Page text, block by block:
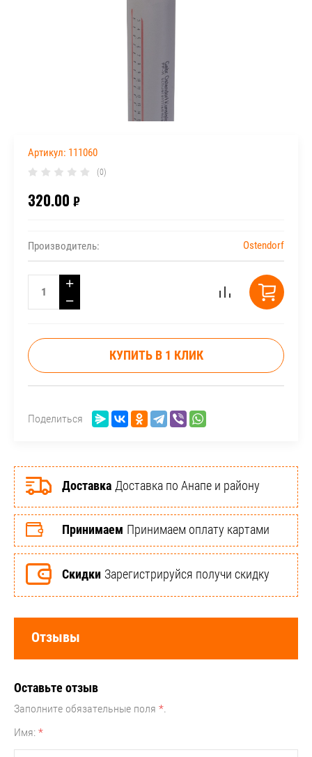
Артикул: 111060
(0)
320.00 ₽
Производитель: Ostendorf
−
+
КУПИТЬ В 1 КЛИК
Поделиться
Доставка Доставка по Анапе и району
Принимаем Принимаем оплату картами
Скидки Зарегистрируйся получи скидку
Отзывы
Оставьте отзыв
Заполните обязательные поля *
Имя: *